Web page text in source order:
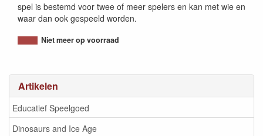
Artikelen
Educatief Speelgoed
Dinosaurs and Ice Age
spel is bestemd voor twee of meer spelers en kan met wie en
waar dan ook gespeeld worden.
Niet meer op voorraad